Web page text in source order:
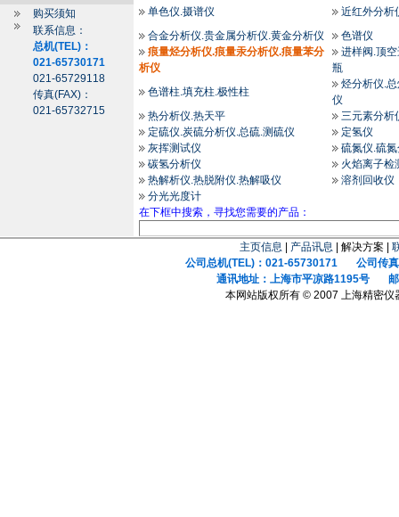
购买须知
联系信息：
总机(TEL)：
021-65730171
021-65729118
传真(FAX)：
021-65732715
单色仪.摄谱仪
近红外分析
合金分析仪.贵金属分析仪.黄金分析仪
色谱仪
痕量烃分析仪.痕量汞分析仪.痕量苯分
析仪
进样阀.顶
瓶
色谱柱.填充柱.极性柱
烃分析仪.
仪
热分析仪.热天平
三元素分析
定硫仪.炭硫分析仪.总硫.测硫仪
定氢仪
灰挥测试仪
硫氮仪.硫
碳氢分析仪
火焰离子检
热解析仪.热脱附仪.热解吸仪
溶剂回收仪
分光光度计
在下框中搜索，寻找您需要的产品：
主页信息 产品讯息 | 解决方案 |
公司总机(TEL)：021-65730171 公司传真
通讯地址：上海市平凉路1195号 邮
本网站版权所有 © 2007 上海精密仪